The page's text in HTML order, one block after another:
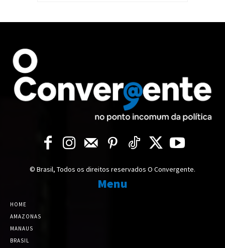
© Brasil, Todos os direitos reservados O Convergente.
Menu
HOME
AMAZONAS
MANAUS
BRASIL